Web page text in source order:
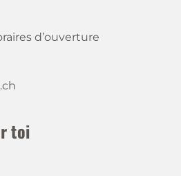
d’ouverture
toi